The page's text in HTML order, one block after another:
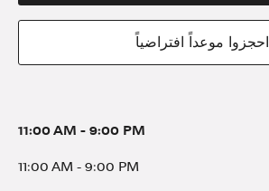
احجزوا موعداً افتراضياً
11:00 AM - 9:00 PM
11:00 AM - 9:00 PM